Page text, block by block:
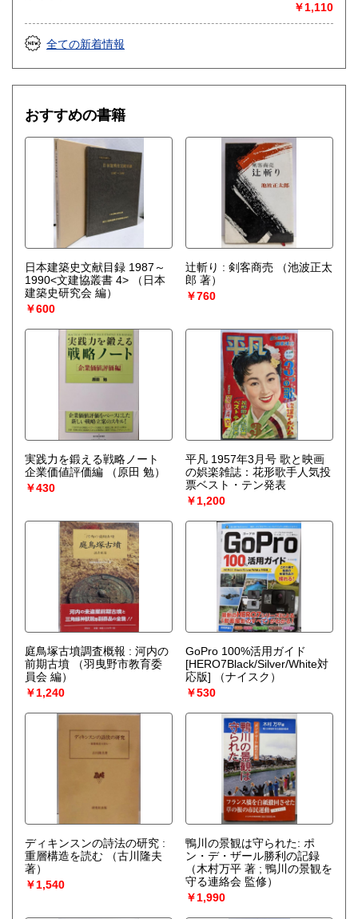
￥1,110
全ての新着情報
おすすめの書籍
日本建築史文献目録 1987～
1990<文建協叢書 4>
（日本
建築史研究会 編）
￥600
辻斬り : 剣客商売
（池波正太
郎 著）
￥760
実践力を鍛える戦略ノート
企業価値評価編
（原田 勉）
￥430
平凡 1957年3月号 歌と映画
の娯楽雑誌：花形歌手人気投
票ベスト・テン発表
￥1,200
庭鳥塚古墳調査概報 : 河内の
前期古墳
（羽曳野市教育委
員会 編）
￥1,240
GoPro 100%活用ガイド
[HERO7Black/Silver/White対
応版]
（ナイスク）
￥530
ディキンスンの詩法の研究 :
重層構造を読む
（古川隆夫
著）
￥1,540
鴨川の景観は守られた: ポ
ン・デ・ザール勝利の記録
（木村万平 著 ; 鴨川の景観を
守る連絡会 監修）
￥1,990